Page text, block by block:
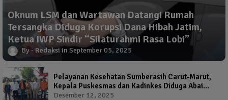
Oknum LSM dan Wartawan Datangi Rumah
Tersangka Diduga Korupsi Dana Hibah Jatim,
Ketua IWP Sindir “Silaturahmi Rasa Lobi”
Redaksi September 05, 2025
Pelayanan Kesehatan Sumberasih Carut-Marut,
Kepala Puskesmas dan Kadinkes Diduga Abai
Warga Jadi Korban
Desember 12, 2025